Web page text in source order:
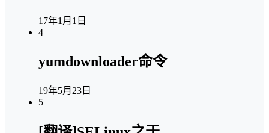
17年1月1日
4
yumdownloader命令
19年5月23日
5